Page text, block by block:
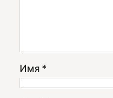
Имя *